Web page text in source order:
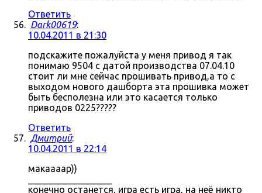
Ответить
Dark00619:
10.04.2011 в 21:30
подскажите пожалуйста у меня привод я так
понимаю 9504 с датой производства 07.04.10
стоит ли мне сейчас прошивать привод,а то с
выходом нового дашборта эта прошивка может
быть бесполезна или это касается только
приводов 0225?????
Ответить
Дмитрий:
10.04.2011 в 22:14
макаааар))
конечно останется, игра есть игра, на неё никто